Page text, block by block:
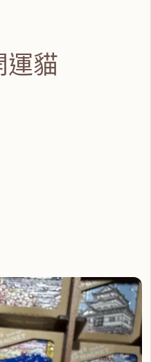
運貓